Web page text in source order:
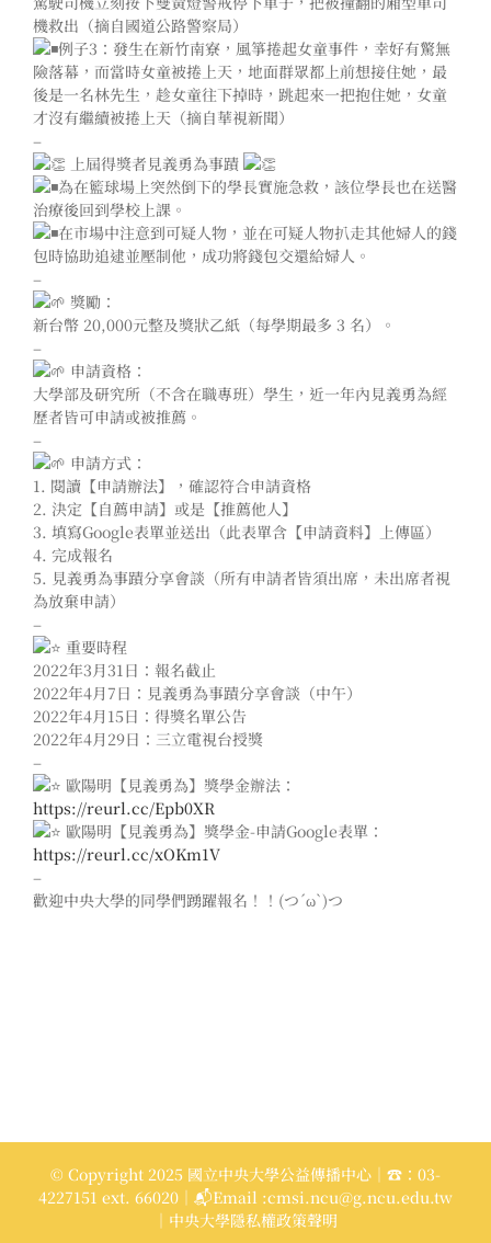
機救出（摘自國道公路警察局）
例子3：發生在新竹南寮，風箏捲起女童事件，幸好有驚無
險落幕，而當時女童被捲上天，地面群眾都上前想接住她，最
後是一名林先生，趁女童往下掉時，跳起來一把抱住她，女童
才沒有繼續被捲上天（摘自華視新聞）
–
上屆得獎者見義勇為事蹟
為在籃球場上突然倒下的學長實施急救，該位學長也在送醫
治療後回到學校上課。
在市場中注意到可疑人物，並在可疑人物扒走其他婦人的錢
包時協助追逮並壓制他，成功將錢包交還給婦人。
–
獎勵：
新台幣 20,000元整及獎狀乙紙（每學期最多 3 名）。
–
申請資格：
大學部及研究所（不含在職專班）學生，近一年內見義勇為經
歷者皆可申請或被推薦。
–
申請方式：
1. 閱讀【申請辦法】，確認符合申請資格
2. 決定【自薦申請】或是【推薦他人】
3. 填寫Google表單並送出（此表單含【申請資料】上傳區）
4. 完成報名
5. 見義勇為事蹟分享會談（所有申請者皆須出席，未出席者視
為放棄申請）
–
重要時程
2022年3月31日：報名截止
2022年4月7日：見義勇為事蹟分享會談（中午）
2022年4月15日：得獎名單公告
2022年4月29日：三立電視台授獎
–
歐陽明【見義勇為】獎學金辦法：
https://reurl.cc/Epb0XR
歐陽明【見義勇為】獎學金-申請Google表單：
https://reurl.cc/xOKm1V
–
歡迎中央大學的同學們踴躍報名！！(つ´ω`)つ
© Copyright 2025 國立中央大學公益傳播中心｜☎：03-
4227151 ext. 66020｜📬Email :cmsi.ncu@g.ncu.edu.tw
｜中央大學隱私權政策聲明